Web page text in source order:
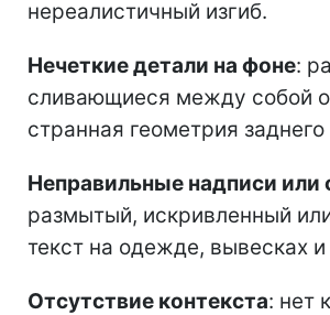
нереалистичный изгиб.
Нечеткие детали на фоне:
сливающиеся между собой
странная геометрия заднего
Неправильные надписи
размытый, искривленный
текст на одежде, вывесках и
Отсутствие контекста: нет